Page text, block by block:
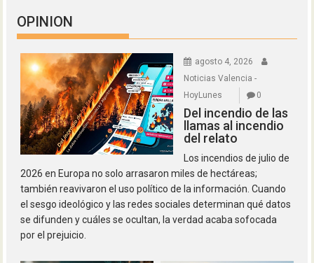
OPINION
agosto 4, 2026
Noticias Valencia -
HoyLunes
0
Del incendio de las
llamas al incendio
del relato
Los incendios de julio de
2026 en Europa no solo arrasaron miles de hectáreas;
también reavivaron el uso político de la información. Cuando
el sesgo ideológico y las redes sociales determinan qué datos
se difunden y cuáles se ocultan, la verdad acaba sofocada
por el prejuicio.